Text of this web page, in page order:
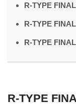
R-TYPE
R-TYPE
R-TYPE
R-TYPE